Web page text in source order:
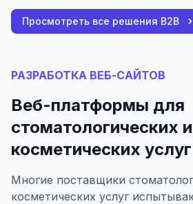
Просмотреть все решения B2B
РАЗРАБОТКА ВЕБ-САЙТОВ
Веб-платформы для
стоматологических и
косметических услуг
Многие поставщики
косметических услуг